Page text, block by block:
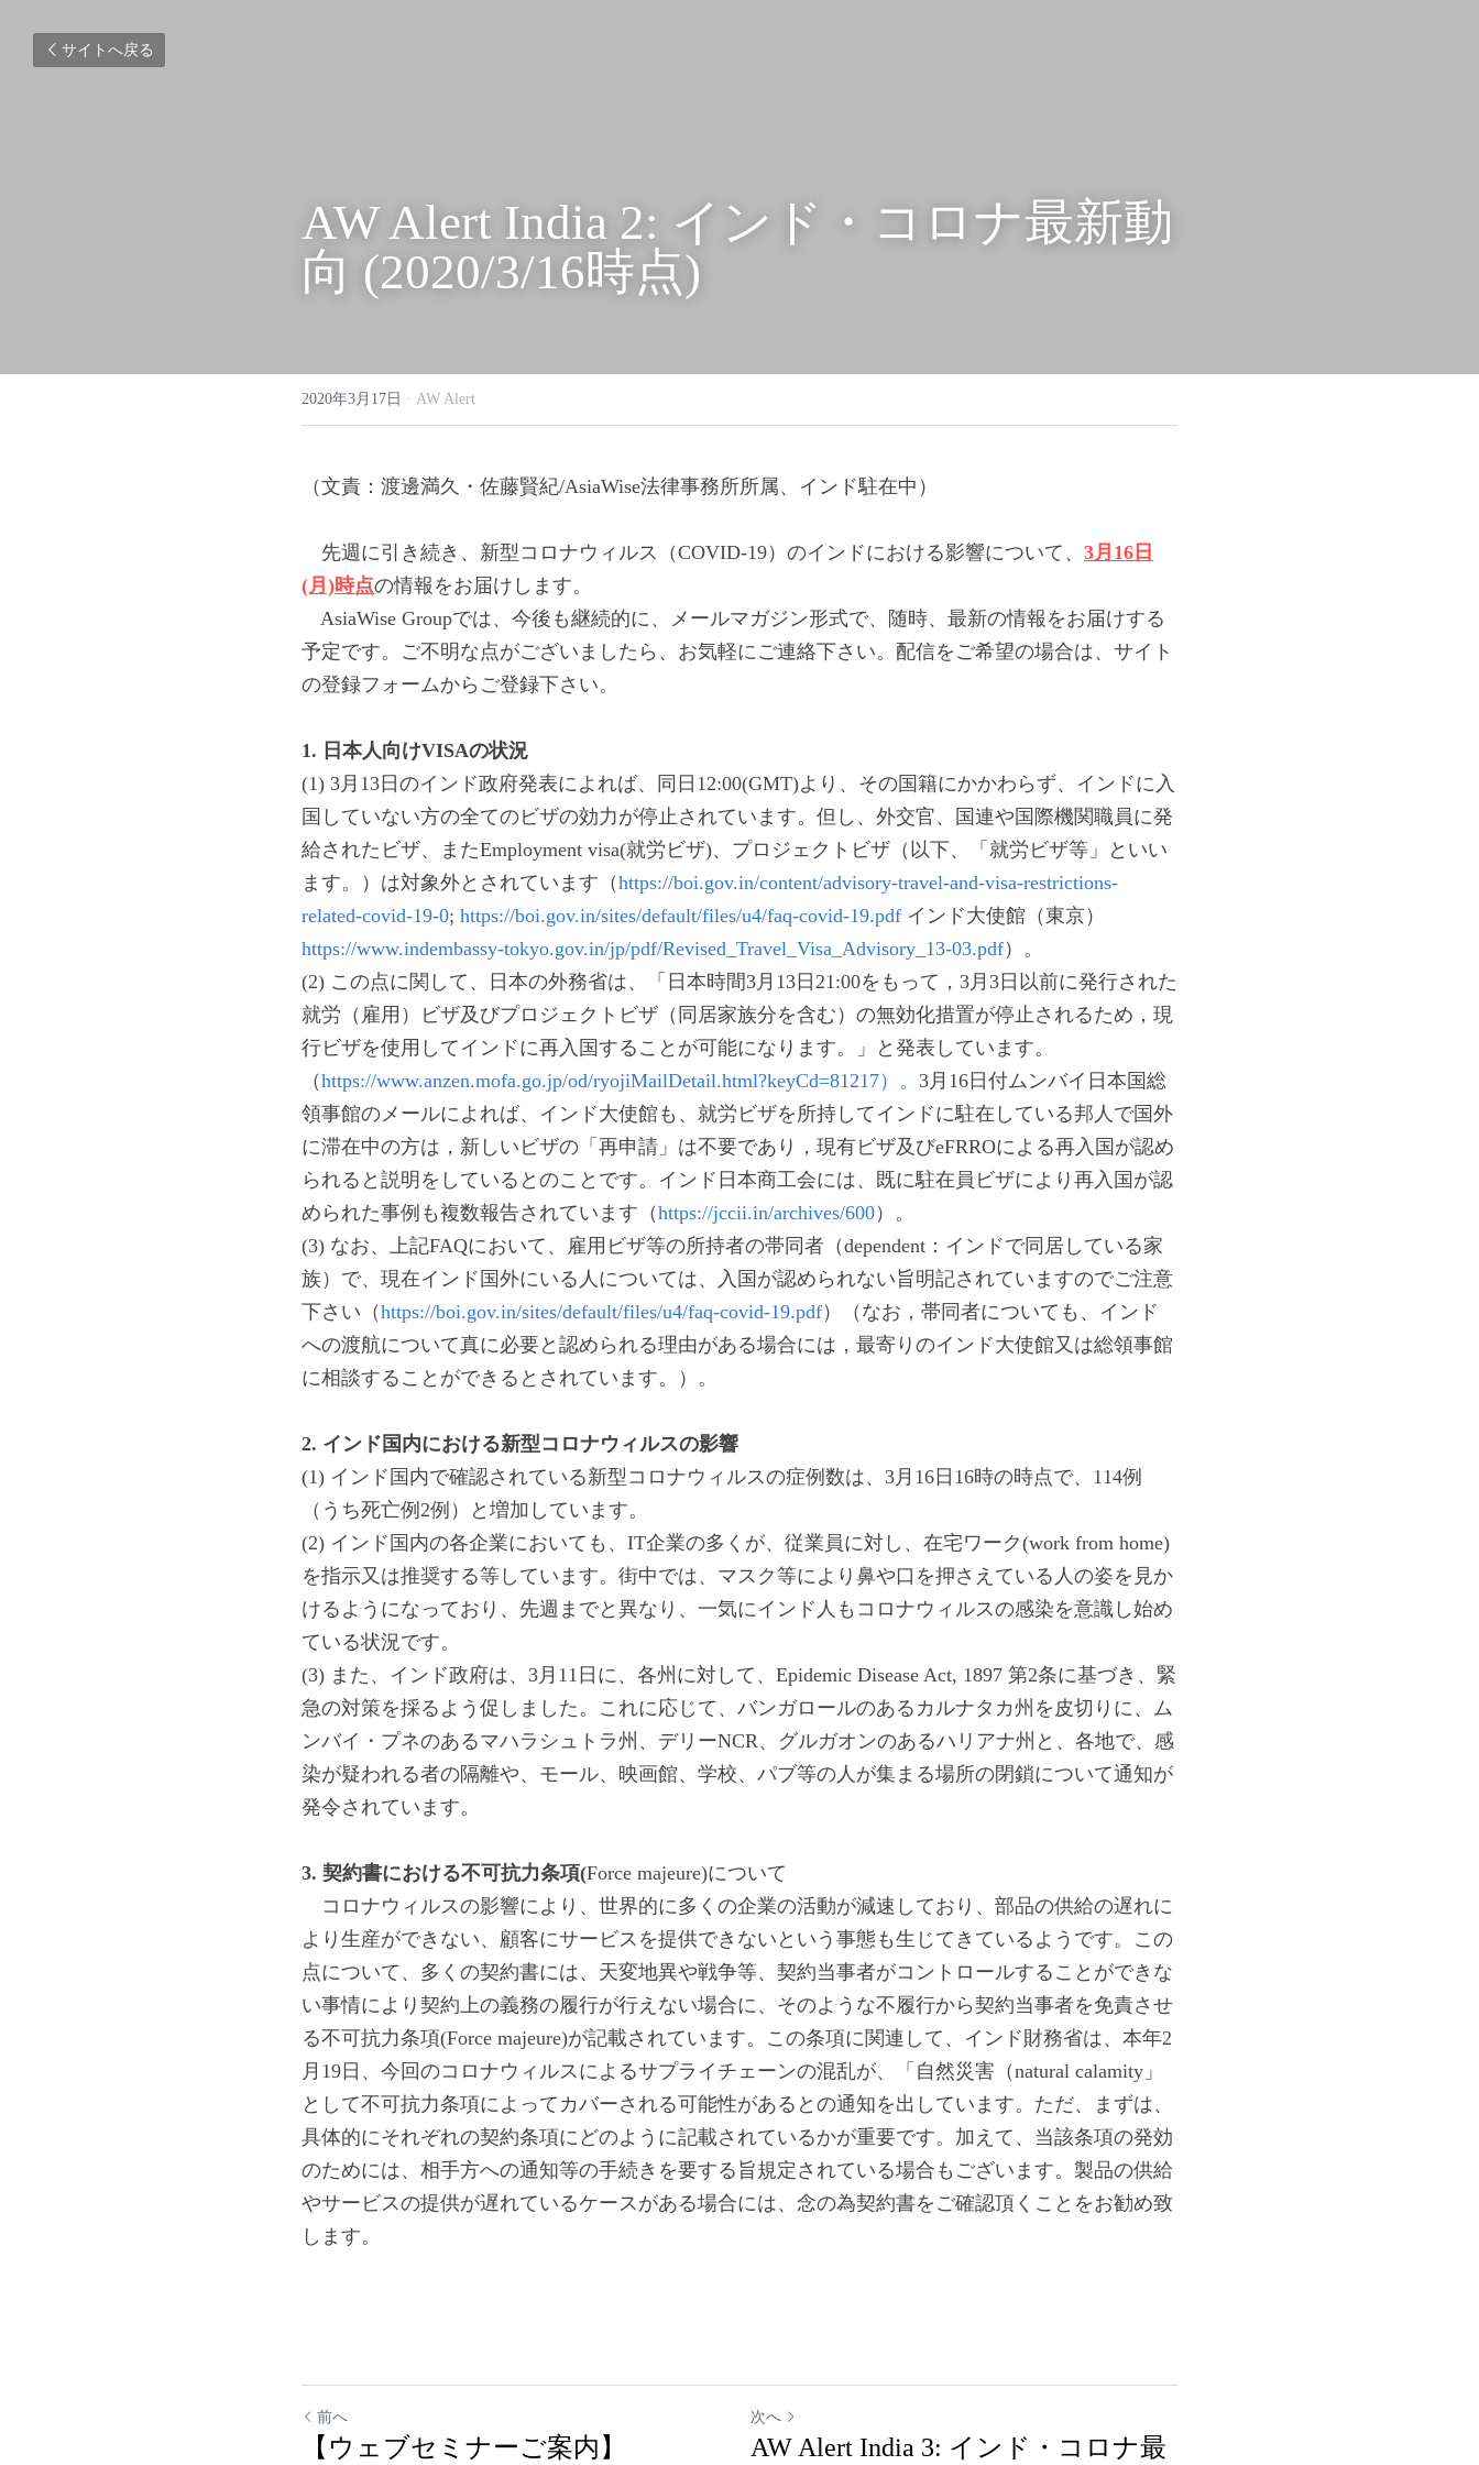
サイトへ戻る
AW Alert India 2: インド・コロナ最新動
向 (2020/3/16時点)
2020年3月17日 · AW Alert
（文責：渡邊満久・佐藤賢紀/AsiaWise法律事務所所属、インド駐在中）
先週に引き続き、新型コロナウィルス（COVID-19）のインドにおける影響について、 3月16日
(月)時点の情報をお届けします。
AsiaWise Groupでは、今後も継続的に、メールマガジン形式で、随時、最新の情報をお届けする
予定です。ご不明な点がございましたら、お気軽にご連絡下さい。配信をご希望の場合は、サイト
の登録フォームからご登録下さい。
1. 日本人向けVISAの状況
(1) 3月13日のインド政府発表によれば、同日12:00(GMT)より、その国籍にかかわらず、インドに入
国していない方の全てのビザの効力が停止されています。但し、外交官、国連や国際機関職員に発
給されたビザ、またEmployment visa(就労ビザ)、プロジェクトビザ（以下、「就労ビザ等」といい
ます。）は対象外とされています（https://boi.gov.in/content/advisory-travel-and-visa-restrictions-
related-covid-19-0; https://boi.gov.in/sites/default/files/u4/faq-covid-19.pdf インド大使館（東京）
https://www.indembassy-tokyo.gov.in/jp/pdf/Revised_Travel_Visa_Advisory_13-03.pdf）。
(2) この点に関して、日本の外務省は、「日本時間3月13日21:00をもって，3月3日以前に発行された
就労（雇用）ビザ及びプロジェクトビザ（同居家族分を含む）の無効化措置が停止されるため，現
行ビザを使用してインドに再入国することが可能になります。」と発表しています。
（https://www.anzen.mofa.go.jp/od/ryojiMailDetail.html?keyCd=81217）。 3月16日付ムンバイ日本国総
領事館のメールによれば、インド大使館も、就労ビザを所持してインドに駐在している邦人で国外
に滞在中の方は，新しいビザの「再申請」は不要であり，現有ビザ及びeFRROによる再入国が認め
られると説明をしているとのことです。インド日本商工会には、既に駐在員ビザにより再入国が認
められた事例も複数報告されています（https://jccii.in/archives/600）。
(3) なお、上記FAQにおいて、雇用ビザ等の所持者の帯同者（dependent：インドで同居している家
族）で、現在インド国外にいる人については、入国が認められない旨明記されていますのでご注意
下さい（https://boi.gov.in/sites/default/files/u4/faq-covid-19.pdf）（なお，帯同者についても、インド
への渡航について真に必要と認められる理由がある場合には，最寄りのインド大使館又は総領事館
に相談することができるとされています。）。
2. インド国内における新型コロナウィルスの影響
(1) インド国内で確認されている新型コロナウィルスの症例数は、3月16日16時の時点で、114例
（うち死亡例2例）と増加しています。
(2) インド国内の各企業においても、IT企業の多くが、従業員に対し、在宅ワーク(work from home)
を指示又は推奨する等しています。街中では、マスク等により鼻や口を押さえている人の姿を見か
けるようになっており、先週までと異なり、一気にインド人もコロナウィルスの感染を意識し始め
ている状況です。
(3) また、インド政府は、3月11日に、各州に対して、Epidemic Disease Act, 1897 第2条に基づき、緊
急の対策を採るよう促しました。これに応じて、バンガロールのあるカルナタカ州を皮切りに、ム
ンバイ・プネのあるマハラシュトラ州、デリーNCR、グルガオンのあるハリアナ州と、各地で、感
染が疑われる者の隔離や、モール、映画館、学校、パブ等の人が集まる場所の閉鎖について通知が
発令されています。
3. 契約書における不可抗力条項(Force majeure)について
コロナウィルスの影響により、世界的に多くの企業の活動が減速しており、部品の供給の遅れに
より生産ができない、顧客にサービスを提供できないという事態も生じてきているようです。この
点について、多くの契約書には、天変地異や戦争等、契約当事者がコントロールすることができな
い事情により契約上の義務の履行が行えない場合に、そのような不履行から契約当事者を免責させ
る不可抗力条項(Force majeure)が記載されています。この条項に関連して、インド財務省は、本年2
月19日、今回のコロナウィルスによるサプライチェーンの混乱が、「自然災害（natural calamity」
として不可抗力条項によってカバーされる可能性があるとの通知を出しています。ただ、まずは、
具体的にそれぞれの契約条項にどのように記載されているかが重要です。加えて、当該条項の発効
のためには、相手方への通知等の手続きを要する旨規定されている場合もございます。製品の供給
やサービスの提供が遅れているケースがある場合には、念の為契約書をご確認頂くことをお勧め致
します。
前へ
【ウェブセミナーご案内】
次へ
AW Alert India 3: インド・コロナ最